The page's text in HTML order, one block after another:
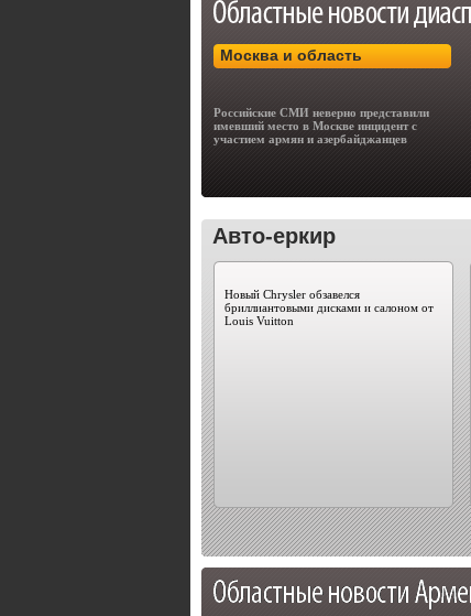
Москва и область
Российские СМИ неверно представили
имевший место в Москве инцидент с
участием армян и азербайджанцев
Авто-еркир
Новый Chrysler обзавелся
бриллиантовыми дисками и салоном от
Louis Vuitton